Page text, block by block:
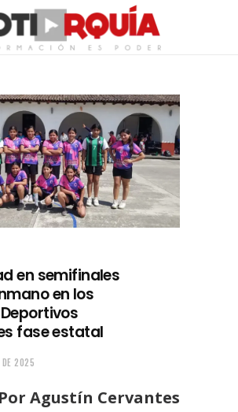
en semifinales
en los
fase estatal
DE 2025
Por Agustín Cervantes